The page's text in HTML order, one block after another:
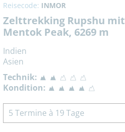
Reisecode: INMOR
Zelttrekking Rupshu mit
Mentok Peak, 6269 m
Indien
Asien
Technik:
Kondition:
5 Termine à 19 Tage